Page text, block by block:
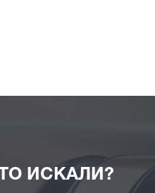
ИСКАЛИ?